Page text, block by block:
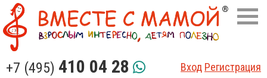
+7 (495) 410 04 28 Вход Регистрация